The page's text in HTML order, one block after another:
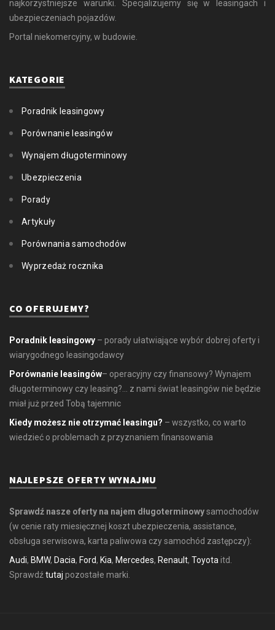
najkorzystniejsze warunki. Specjalizujemy się w leasingach i
ubezpieczeniach pojazdów.
Portal niekomercyjny, w budowie.
KATEGORIE
Poradnik leasingowy
Porównanie leasingów
Wynajem długoterminowy
Ubezpieczenia
Porady
Artykuły
Porównania samochodów
Wyprzedaż rocznika
CO OFERUJEMY?
Poradnik leasingowy – porady ułatwiające wybór dobrej oferty i
wiarygodnego leasingodawcy
Porównanie leasingów– operacyjny czy finansowy? Wynajem
długoterminowy czy leasing?... z nami świat leasingów nie będzie
miał już przed Tobą tajemnic
Kiedy możesz nie otrzymać leasingu? – wszystko, co warto
wiedzieć o problemach z przyznaniem finansowania
NAJLEPSZE OFERTY WYNAJMU
Sprawdź nasze oferty na najem długoterminowysamochodów
(w cenie raty miesięcznej koszt ubezpieczenia, assistance,
obsługa serwisowa, karta paliwowa czy samochód zastępczy):
Audi, BMW, Dacia, Ford, Kia, Mercedes, Renault, Toyota itd.
Sprawdź tutaj pozostałe marki.